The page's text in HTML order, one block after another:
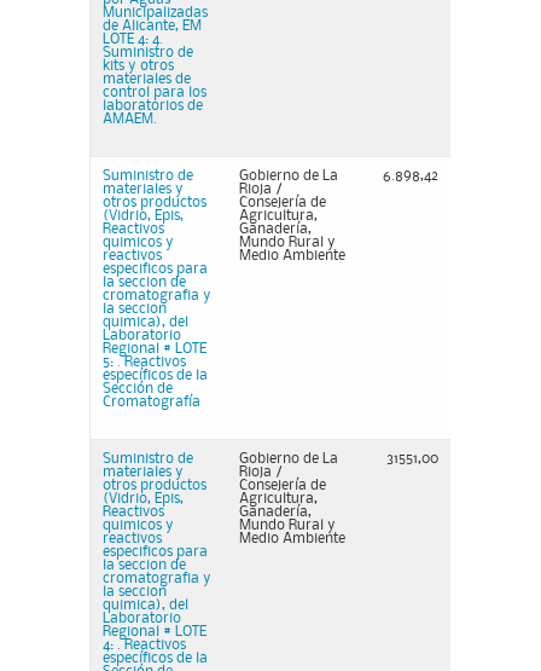
Municipalizadas
de Alicante, EM
LOTE 4: 4.
Suministro de
kits y otros
materiales de
control para los
laboratorios de
AMAEM.
Suministro de
materiales y
otros productos
(Vidrio, Epis,
Reactivos
quimicos y
reactivos
especificos para
la seccion de
cromatografia y
la seccion
quimica), del
Laboratorio
Regional # LOTE
5: . Reactivos
específicos de la
Sección de
Cromatografía
Gobierno de La
Rioja /
Consejería de
Agricultura,
Ganadería,
Mundo Rural y
Medio Ambiente
6.898,42
Suministro de
materiales y
otros productos
(Vidrio, Epis,
Reactivos
quimicos y
reactivos
especificos para
la seccion de
cromatografia y
la seccion
quimica), del
Laboratorio
Regional # LOTE
4: . Reactivos
específicos de la
Gobierno de La
Rioja /
Consejería de
Agricultura,
Ganadería,
Mundo Rural y
Medio Ambiente
31551,00